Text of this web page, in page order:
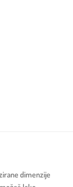
dimenzije